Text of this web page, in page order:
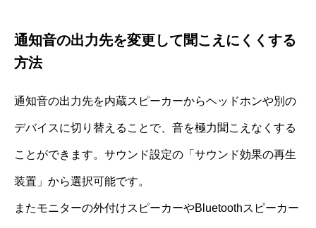
通知音の出力先を変更して聞こえにくくする
方法
通知音の出力先を内蔵スピーカーからヘッドホンや別の
デバイスに切り替えることで、音を極力聞こえなくする
ことができます。サウンド設定の「サウンド効果の再生
装置」から選択可能です。
またモニターの外付けスピーカーやBluetoothスピーカー